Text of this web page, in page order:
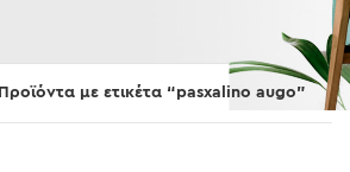
Προϊόντα με ετικέτα “pasxalino augo”